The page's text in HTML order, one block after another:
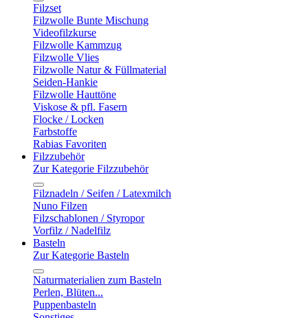
Filzset
Filzwolle Bunte Mischung
Videofilzkurse
Filzwolle Kammzug
Filzwolle Vlies
Filzwolle Natur & Füllmaterial
Seiden-Hankie
Filzwolle Hauttöne
Viskose & pfl. Fasern
Flocke / Locken
Farbstoffe
Rabias Favoriten
Filzzubehör
Zur Kategorie Filzzubehör
Filznadeln / Seifen / Latexmilch
Nuno Filzen
Filzschablonen / Styropor
Vorfilz / Nadelfilz
Basteln
Zur Kategorie Basteln
Naturmaterialien zum Basteln
Perlen, Blüten...
Puppenbasteln